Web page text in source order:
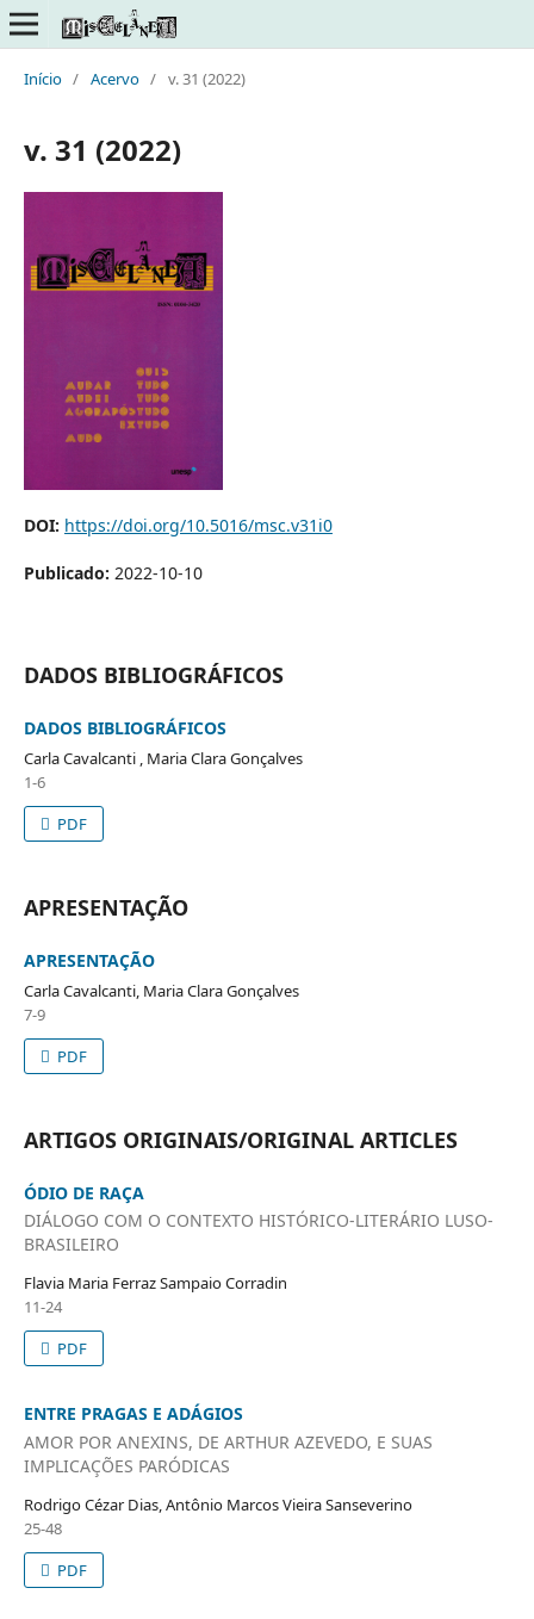
Início / Acervo / v. 31 (2022)
v. 31 (2022)
DOI: https://doi.org/10.5016/msc.v31i0
Publicado: 2022-10-10
DADOS BIBLIOGRÁFICOS
DADOS BIBLIOGRÁFICOS
Carla Cavalcanti , Maria Clara Gonçalves
1-6
PDF
APRESENTAÇÃO
APRESENTAÇÃO
Carla Cavalcanti, Maria Clara Gonçalves
7-9
PDF
ARTIGOS ORIGINAIS/ORIGINAL ARTICLES
ÓDIO DE RAÇA
DIÁLOGO COM O CONTEXTO HISTÓRICO-LITERÁRIO LUSO-
BRASILEIRO
Flavia Maria Ferraz Sampaio Corradin
11-24
PDF
ENTRE PRAGAS E ADÁGIOS
AMOR POR ANEXINS, DE ARTHUR AZEVEDO, E SUAS
IMPLICAÇÕES PARÓDICAS
Rodrigo Cézar Dias, Antônio Marcos Vieira Sanseverino
25-48
PDF